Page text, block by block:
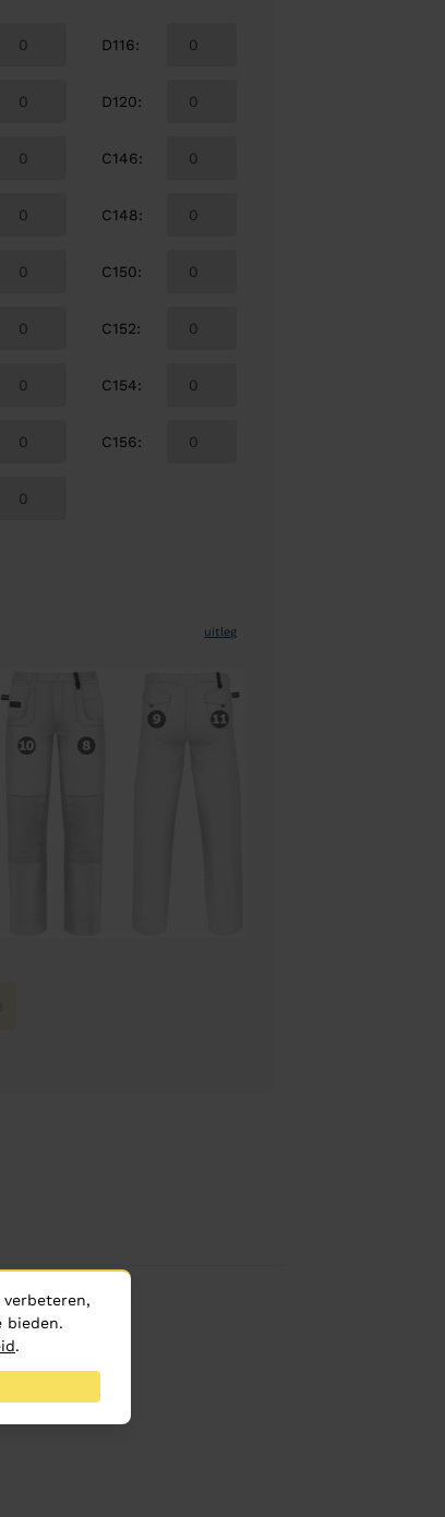
D116:
D120:
C146:
C148:
C150:
C152:
C154:
C156:
uitleg
bieden.
.